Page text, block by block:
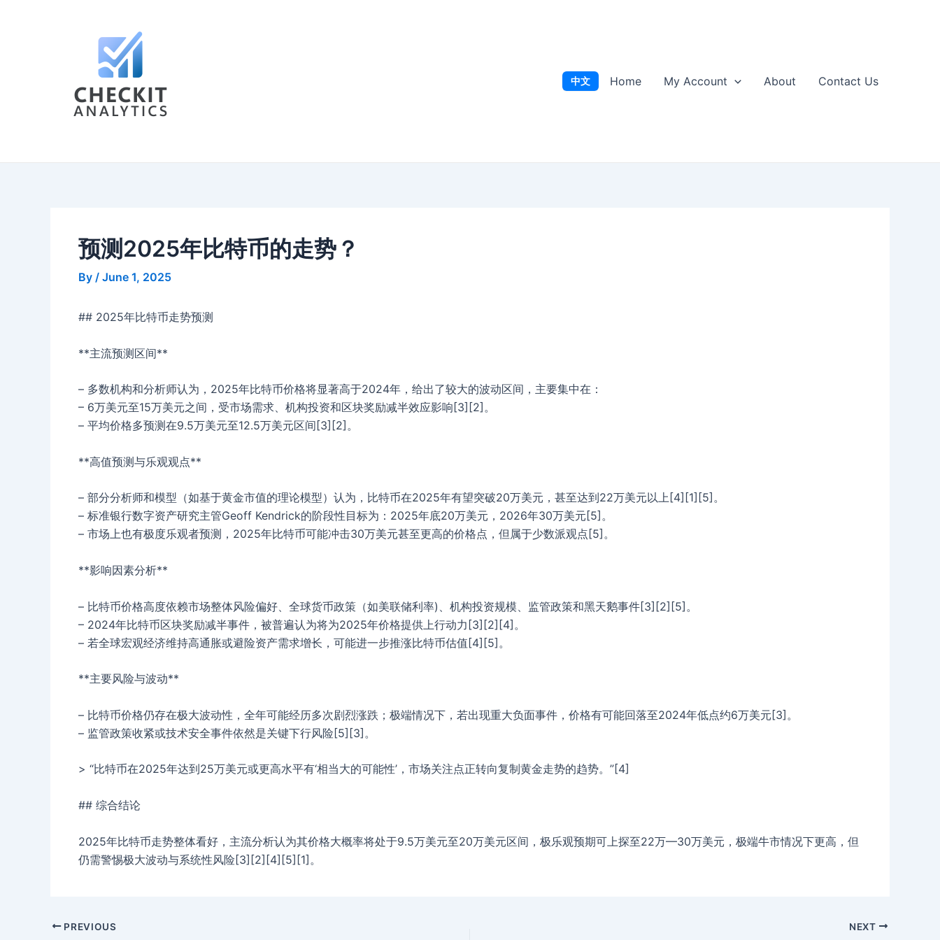
中文 Home My Account About Contact Us
预测2025年比特币的走势？
By / June 1, 2025
## 2025年比特币走势预测
**主流预测区间**
– 多数机构和分析师认为，2025年比特币价格将显著高于2024年，给出了较大的波动区间，主要集中在：
– 6万美元至15万美元之间，受市场需求、机构投资和区块奖励减半效应影响[3][2]。
– 平均价格多预测在9.5万美元至12.5万美元区间[3][2]。
**高值预测与乐观观点**
– 部分分析师和模型（如基于黄金市值的理论模型）认为，比特币在2025年有望突破20万美元，甚至达到22万美元以上[4][1][5]。
– 标准银行数字资产研究主管Geoff Kendrick的阶段性目标为：2025年底20万美元，2026年30万美元[5]。
– 市场上也有极度乐观者预测，2025年比特币可能冲击30万美元甚至更高的价格点，但属于少数派观点[5]。
**影响因素分析**
– 比特币价格高度依赖市场整体风险偏好、全球货币政策（如美联储利率)、机构投资规模、监管政策和黑天鹅事件[3][2][5]。
– 2024年比特币区块奖励减半事件，被普遍认为将为2025年价格提供上行动力[3][2][4]。
– 若全球宏观经济维持高通胀或避险资产需求增长，可能进一步推涨比特币估值[4][5]。
**主要风险与波动**
– 比特币价格仍存在极大波动性，全年可能经历多次剧烈涨跌；极端情况下，若出现重大负面事件，价格有可能回落至2024年低点约6万美元[3]。
– 监管政策收紧或技术安全事件依然是关键下行风险[5][3]。
> “比特币在2025年达到25万美元或更高水平有‘相当大的可能性’，市场关注点正转向复制黄金走势的趋势。”[4]
## 综合结论
2025年比特币走势整体看好，主流分析认为其价格大概率将处于9.5万美元至20万美元区间，极乐观预期可上探至22万—30万美元，极端牛市情况下更高，但
仍需警惕极大波动与系统性风险[3][2][4][5][1]。
PREVIOUS NEXT